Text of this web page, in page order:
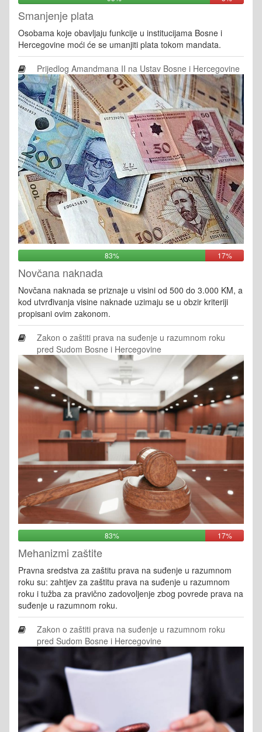
Smanjenje plata
Osobama koje obavljaju funkcije u institucijama Bosne i
Hercegovine moći će se umanjiti plata tokom mandata.
Prijedlog Amandmana II na Ustav Bosne i Hercegovine
83% 17%
Novčana naknada
Novčana naknada se priznaje u visini od 500 do 3.000 KM, a
kod utvrđivanja visine naknade uzimaju se u obzir kriteriji
propisani ovim zakonom.
Zakon o zaštiti prava na suđenje u razumnom roku
pred Sudom Bosne i Hercegovine
83% 17%
Mehanizmi zaštite
Pravna sredstva za zaštitu prava na suđenje u razumnom
roku su: zahtjev za zaštitu prava na suđenje u razumnom
roku i tužba za pravično zadovoljenje zbog povrede prava na
suđenje u razumnom roku.
Zakon o zaštiti prava na suđenje u razumnom roku
pred Sudom Bosne i Hercegovine